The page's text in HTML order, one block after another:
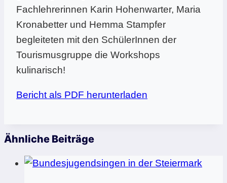
Fachlehrerinnen Karin Hohenwarter, Maria
Kronabetter und Hemma Stampfer
begleiteten mit den SchülerInnen der
Tourismusgruppe die Workshops
kulinarisch!
Bericht als PDF herunterladen
Ähnliche Beiträge